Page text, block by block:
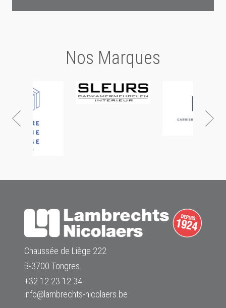
Nos Marques
Chaussée de Liège 222
B-3700 Tongres
+32 12 23 12 34
info@lambrechts-nicolaers.be